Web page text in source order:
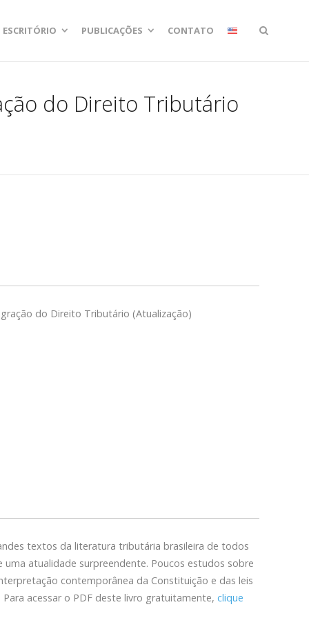
ESCRITÓRIO PUBLICAÇÕES CONTATO
do Direito Tributário
do Direito Tributário (Atualização)
textos da literatura tributária brasileira de todos
atualidade surpreendente. Poucos estudos sobre
contemporânea da Constituição e das leis
acessar o PDF deste livro gratuitamente, clique